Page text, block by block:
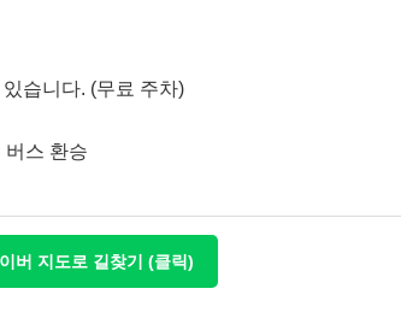
습니다. (무료 주차)
버스 환승
버 지도로 길찾기 (클릭)